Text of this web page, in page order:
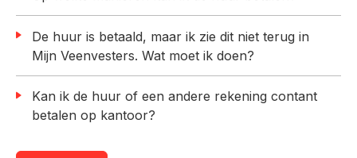
De huur is betaald, maar ik zie dit niet terug in
Mijn Veenvesters. Wat moet ik doen?
Kan ik de huur of een andere rekening contant
betalen op kantoor?